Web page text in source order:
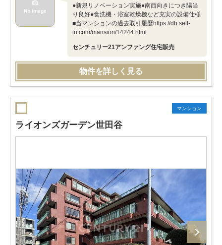
●新規リノベーション実施●南西向きにつき陽当
り良好●食洗機・浴室乾燥機など充実の設備仕様
■当マンションの過去取引履歴https://db.self-
in.com/mansion/14244.html
センチュリー21アンファング住宅販売
物件を詳しく見る
マンション
ライオンズガーデン世田谷